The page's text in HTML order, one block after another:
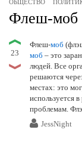
ОБЩЕСТВО
Флеш-моб
23
Флеш-моб
моб – это
людей. Все
решаются
местах: это
используется
проблемам.
JessNight